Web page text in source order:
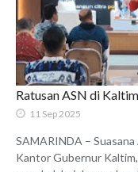
Ratusan ASN di
11 Sep 2025
SAMARINDA –
Kantor Gubernur